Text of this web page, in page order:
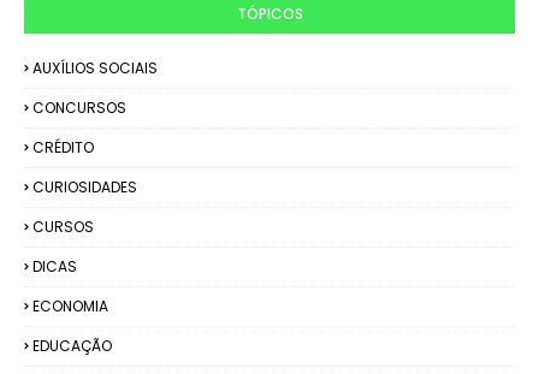
TÓPICOS
AUXÍLIOS SOCIAIS
CONCURSOS
CRÉDITO
CURIOSIDADES
CURSOS
DICAS
ECONOMIA
EDUCAÇÃO